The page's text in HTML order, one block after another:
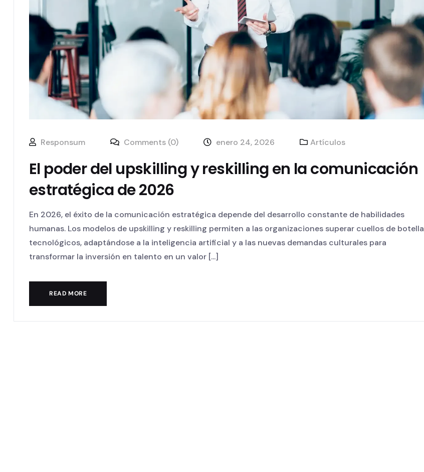
Responsum Comments (0) enero 24, 2026 Artículos
El poder del upskilling y reskilling en la comunicación
estratégica de 2026
En 2026, el éxito de la comunicación estratégica depende del desarrollo constante de habilidades
humanas. Los modelos de upskilling y reskilling permiten a las organizaciones superar cuellos de botella
tecnológicos, adaptándose a la inteligencia artificial y a las nuevas demandas culturales para
transformar la inversión en talento en un valor [...]
READ MORE